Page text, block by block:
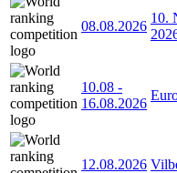
08.08.2026
10.
10.08 -
16.08.2026
12.08.2026